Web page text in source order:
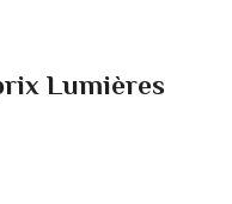
Lumières